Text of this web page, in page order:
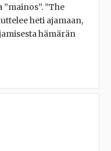
”The
heti ajamaan,
hämärän